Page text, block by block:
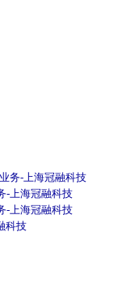
务-上海冠融科技
-上海冠融科技
-上海冠融科技
科技